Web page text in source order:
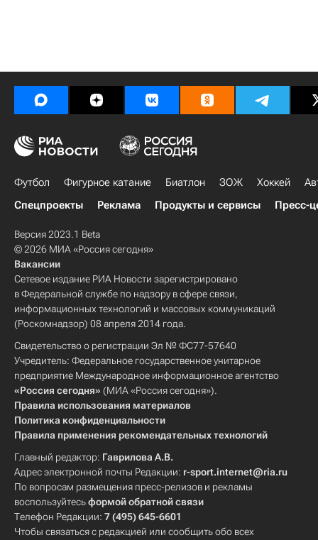
Футбол Фигурное катание Биатлон ЗОЖ Хоккей
Спецпроекты
Реклама Продукты и сервисы Пресс-
Версия 2023.1 Beta
© 2026 МИА «Россия сегодня»
Вакансии
Сетевое издание РИА Новости зарегистрировано
в Федеральной службе по надзору в сфере связи,
информационных технологий и массовых коммуникаций
(Роскомнадзор) 08 апреля 2014 года.
Свидетельство о регистрации Эл № ФС77-57640
Учредитель: Федеральное государственное унитарное
предприятие Международное информационное агентство
«Россия сегодня» (МИА «Россия сегодня»).
Правила использования материалов
Политика конфиденциальности
Правила применения рекомендательных технологий
Главный редактор: Гаврилова А.В.
Адрес электронной почты Редакции: r-sport.internet@ria.ru
По вопросам размещения пресс-релизов и рекламы
воспользуйтесьформой обратной связи
Телефон Редакции: 7 (495) 645-6601
Чтобы связаться с редакцией или сообщить обо всех